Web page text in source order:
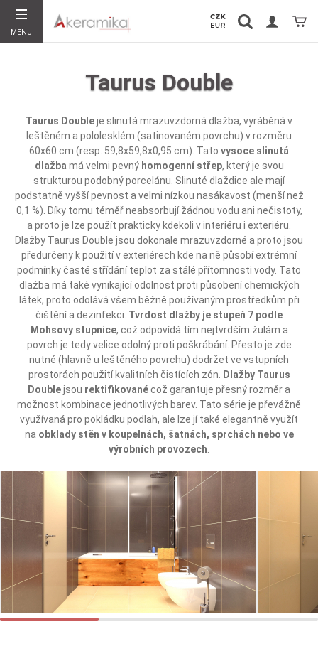
MENU
Vyhledávání Košík
Taurus Double
Taurus Doubleje slinutá mrazuvzdorná dlažba, vyráběná v
leštěném a pololesklém (satinovaném povrchu) v rozměru
60x60 cm (resp. 59,8x59,8x0,95 cm). Tato vysoce slinutá
dlažba má velmi pevný homogenní střep, který je svou
strukturou podobný porcelánu. Slinuté dlaždice ale mají
podstatně vyšší pevnost a velmi nízkou nasákavost (menší než
0,1 %). Díky tomu téměř neabsorbují žádnou vodu ani nečistoty,
a proto je lze použít prakticky kdekoli v interiéru i exteriéru.
Dlažby Taurus Double jsou dokonale mrazuvzdorné a proto jsou
předurčeny k použití v exteriérech kde na ně působí extrémní
podmínky časté střídání teplot za stálé přítomnosti vody. Tato
dlažba má také vynikající odolnost proti působení chemických
látek, proto odolává všem běžně používaným prostředkům při
čištění a dezinfekci. Tvrdost dlažby je stupeň 7 podle
Mohsovy stupnice, což odpovídá tím nejtvrdším žulám a
povrch je tedy velice odolný proti poškrábání. Přesto je zde
nutné (hlavně u leštěného povrchu) dodržet ve vstupních
prostorách použití kvalitních čistících zón.
Dlažby Taurus
Doublejsou rektifikovanécož garantuje přesný rozměr a
možnost kombinace jednotlivých barev. Tato série je převážně
využívaná pro pokládku podlah, ale lze jí také elegantně využít
na obklady stěn v koupelnách, šatnách, sprchách nebo ve
výrobních provozech